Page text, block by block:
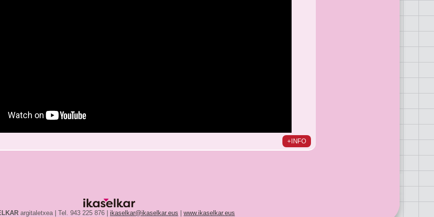
+INFO
argitaletxea | Tel. 943 225 876 | ikaselkar@ikaselkar.eus www.ikaselkar.eus